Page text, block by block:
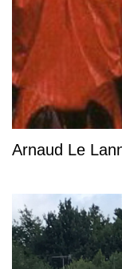
Arnaud Le